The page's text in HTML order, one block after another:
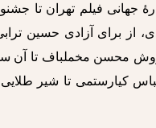
فیلم تهران تا
از برای آزادی حسین
محسن مخملباف تا
کیارستمی تا شیر